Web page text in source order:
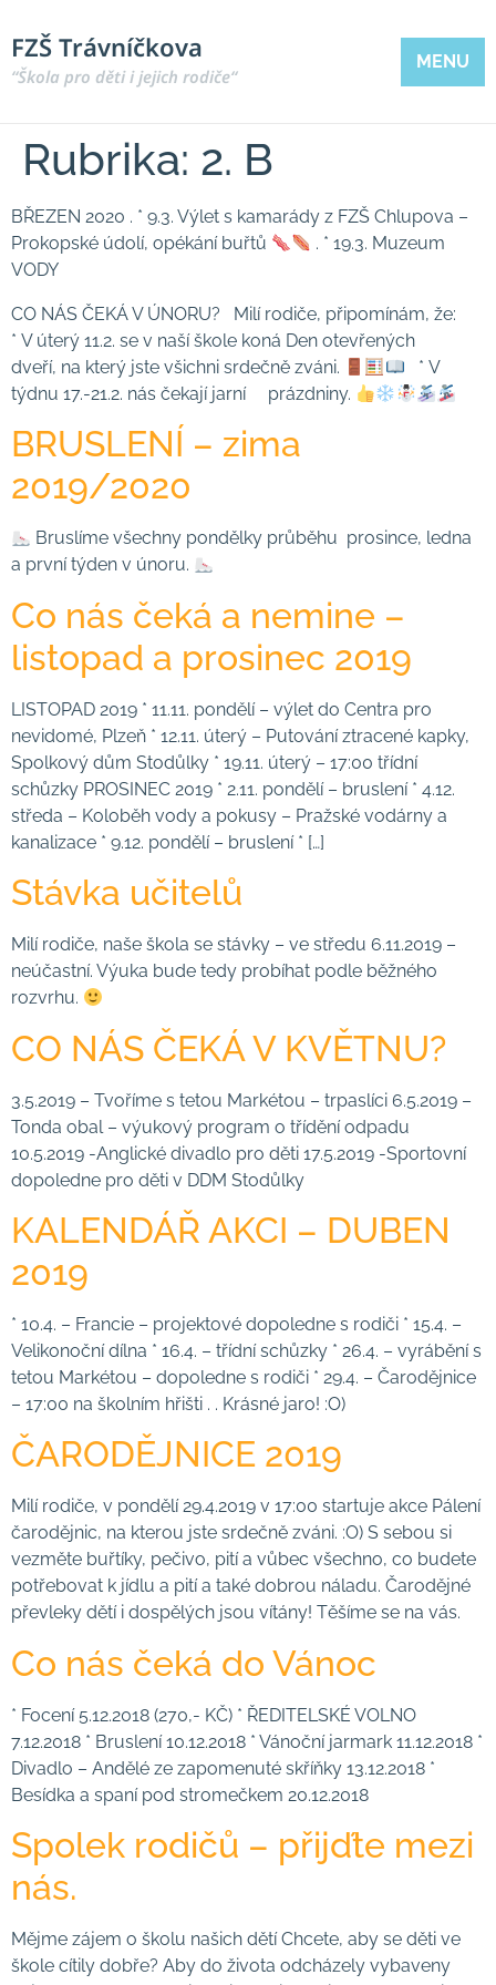
FZŠ Trávníčkova
“Škola pro děti i jejich rodiče“
MENU
Rubrika: 2. B
BŘEZEN 2020 . * 9.3. Výlet s kamarády z FZŠ Chlupova –
Prokopské údolí, opékání buřtů
. * 19.3. Muzeum
VODY
CO NÁS ČEKÁ V ÚNORU? Milí rodiče, připomínám, že:
* V úterý 11.2. se v naší škole koná Den otevřených
dveří, na který jste všichni srdečně zváni.
* V
týdnu 17.-21.2. nás čekají jarní prázdniny.
BRUSLENÍ – zima
2019/2020
Bruslíme všechny pondělky průběhu prosince, ledna
a první týden v únoru.
Co nás čeká a nemine –
listopad a prosinec 2019
LISTOPAD 2019 * 11.11. pondělí – výlet do Centra pro
nevidomé, Plzeň * 12.11. úterý – Putování ztracené kapky,
Spolkový dům Stodůlky * 19.11. úterý – 17:00 třídní
schůzky PROSINEC 2019 * 2.11. pondělí – bruslení * 4.12.
středa – Koloběh vody a pokusy – Pražské vodárny a
kanalizace * 9.12. pondělí – bruslení * […]
Stávka učitelů
Milí rodiče, naše škola se stávky – ve středu 6.11.2019 –
neúčastní. Výuka bude tedy probíhat podle běžného
rozvrhu.
CO NÁS ČEKÁ V KVĚTNU?
3.5.2019 – Tvoříme s tetou Markétou – trpaslíci 6.5.2019 –
Tonda obal – výukový program o třídění odpadu
10.5.2019 -Anglické divadlo pro děti 17.5.2019 -Sportovní
dopoledne pro děti v DDM Stodůlky
KALENDÁŘ AKCI – DUBEN
2019
* 10.4. – Francie – projektové dopoledne s rodiči * 15.4. –
Velikonoční dílna * 16.4. – třídní schůzky * 26.4. – vyrábění s
tetou Markétou – dopoledne s rodiči * 29.4. – Čarodějnice
– 17:00 na školním hřišti . . Krásné jaro! :O)
ČARODĚJNICE 2019
Milí rodiče, v pondělí 29.4.2019 v 17:00 startuje akce Pálení
čarodějnic, na kterou jste srdečně zváni. :O) S sebou si
vezměte buřtíky, pečivo, pití a vůbec všechno, co budete
potřebovat k jídlu a pití a také dobrou náladu. Čarodějné
převleky dětí i dospělých jsou vítány! Těšíme se na vás.
Co nás čeká do Vánoc
* Focení 5.12.2018 (270,- KČ) * ŘEDITELSKÉ VOLNO
7.12.2018 * Bruslení 10.12.2018 * Vánoční jarmark 11.12.2018 *
Divadlo – Andělé ze zapomenuté skříňky 13.12.2018 *
Besídka a spaní pod stromečkem 20.12.2018
Spolek rodičů – přijďte mezi
nás.
Mějme zájem o školu našich dětí Chcete, aby se děti ve
škole cítily dobře? Aby do života odcházely vybaveny